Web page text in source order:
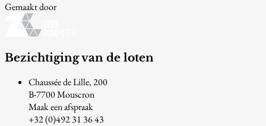
Gemaakt door
Bezichtiging van de loten
Chaussée de Lille, 200
B-7700 Mouscron
Maak een afspraak
+32 (0)492 31 36 43